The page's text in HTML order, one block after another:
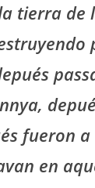
tierra de
fueron a
en